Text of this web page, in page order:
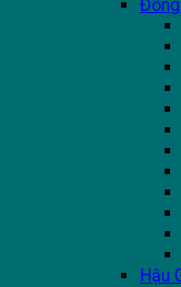
Hậu